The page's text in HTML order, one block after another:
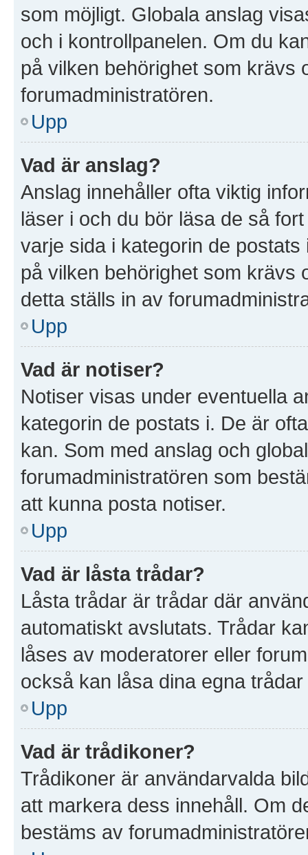
som möjligt. Globala anslag
och i kontrollpanelen. Om du
på vilken behörighet som krävs
forumadministratören.
Upp
Vad är anslag?
Anslag innehåller ofta viktig
läser i och du bör läsa de så
varje sida i kategorin de
på vilken behörighet som krävs
detta ställs in av
Upp
Vad är notiser?
Notiser visas under eventuella
kategorin de postats i. De är
kan. Som med anslag och
forumadministratören som
att kunna posta notiser.
Upp
Vad är låsta trådar?
Låsta trådar är trådar där
automatiskt avslutats. Trådar
låses av moderatorer eller
också kan låsa dina egna
Upp
Vad är trådikoner?
Trådikoner är användarvalda
att markera dess innehåll. Om
bestäms av